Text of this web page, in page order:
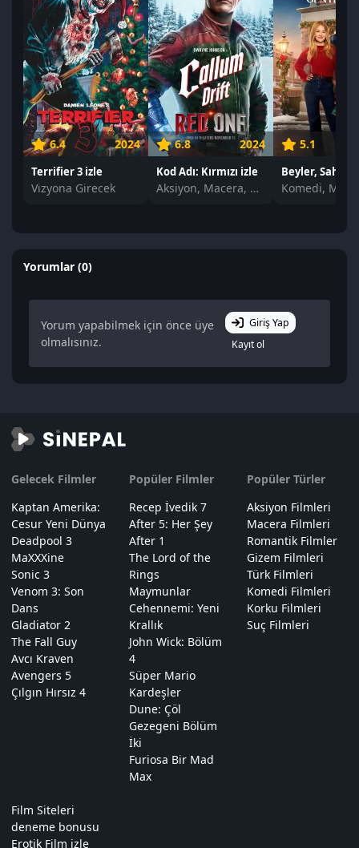
6.4 2024
Terrifier 3 izle
Vizyona Girecek
6.8 2024
Kod Adı: Kırmızı izle
Aksiyon, Macera, Komedi, Fantastik, Gizem
5.1
Beyler,
Yorumlar (0)
Yorum yapabilmek için önce üye
olmalısınız.
Giriş Yap
Kayıt ol
Gelecek Filmler
Kaptan Amerika:
Cesur Yeni Dünya
Deadpool 3
MaXXXine
Sonic 3
Venom 3: Son
Dans
Gladiator 2
The Fall Guy
Avcı Kraven
Avengers 5
Çılgın Hırsız 4
Popüler Filmler
Recep İvedik 7
After 5: Her Şey
After 1
The Lord of the
Rings
Maymunlar
Cehennemi: Yeni
Krallık
John Wick: Bölüm
4
Süper Mario
Kardeşler
Dune: Çöl
Gezegeni Bölüm
İki
Furiosa Bir Mad
Max
Popüler Türler
Aksiyon Filmleri
Macera Filmleri
Romantik Filmler
Gizem Filmleri
Türk Filmleri
Komedi Filmleri
Korku Filmleri
Suç Filmleri
Film Siteleri
deneme bonusu
Erotik Film izle